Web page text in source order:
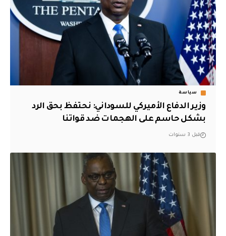
سياسة
وزير الدفاع الأميركي للسوداني: نحتفظ بحق الرد
بشكل حاسم على الهجمات ضد قواتنا
قبل 3 سنوات